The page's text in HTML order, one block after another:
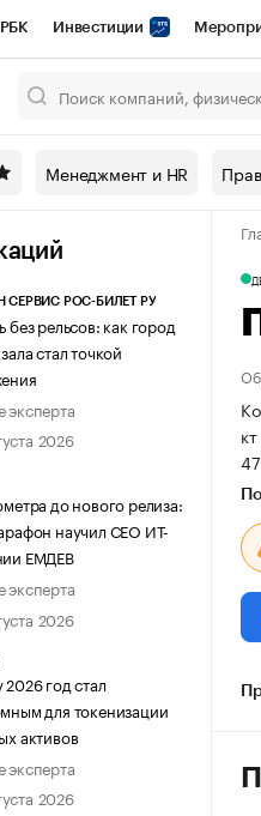
Инвестиции
СПб Конференции СПб
медиа Рынок
Менеджмент и HR
СЕРВИС РОС-БИЛЕТ РУ
без рельсов: как город
стал точкой
эксперта
2026
до нового релиза:
научил СЕО ИТ-
ЕМДЕВ
эксперта
2026
год стал
для токенизации
активов
эксперта
2026